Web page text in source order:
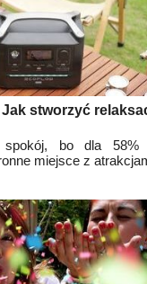
stworzyć
bo dla 58%
miejsce z